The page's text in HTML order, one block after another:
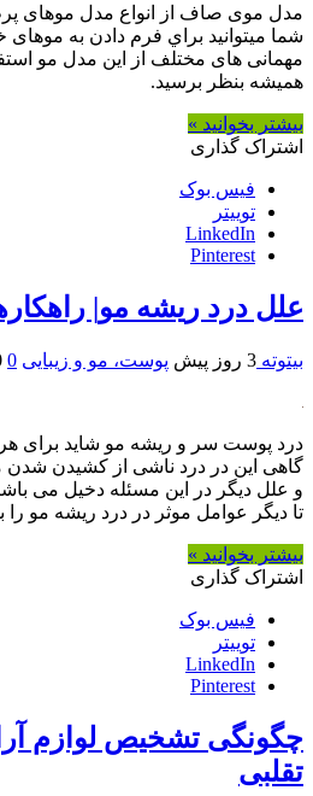
مدل موی صاف از انواع مدل موهای
شما میتوانید براي فرم دادن به
مهمانی های مختلف از این مدل مو
همیشه بنظر برسید.
بیشتر بخوانید »
اشتراک گذاری
فیس بوک
توییتر
LinkedIn
Pinterest
علل درد ریشه مو|
بیتوته 3 روز پیش پوست، مو و زیبایی 0
درد پوست سر و ریشه مو شاید برای هر
گاهی این در درد ناشی از کشیدن شدن
و علل دیگر در این مسئله دخیل می
تا دیگر عوامل موثر در درد ریشه مو را
بیشتر بخوانید »
اشتراک گذاری
فیس بوک
توییتر
LinkedIn
Pinterest
چگونگی تشخیص لوازم
تقلبی